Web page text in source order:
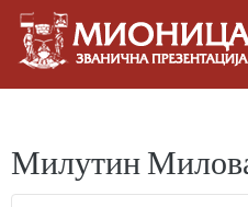
Милутин